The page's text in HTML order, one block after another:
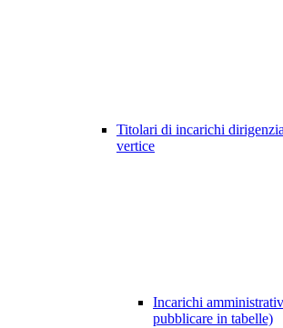
Titolari di incarichi
vertice
Incarichi
pubblicare in tabelle)